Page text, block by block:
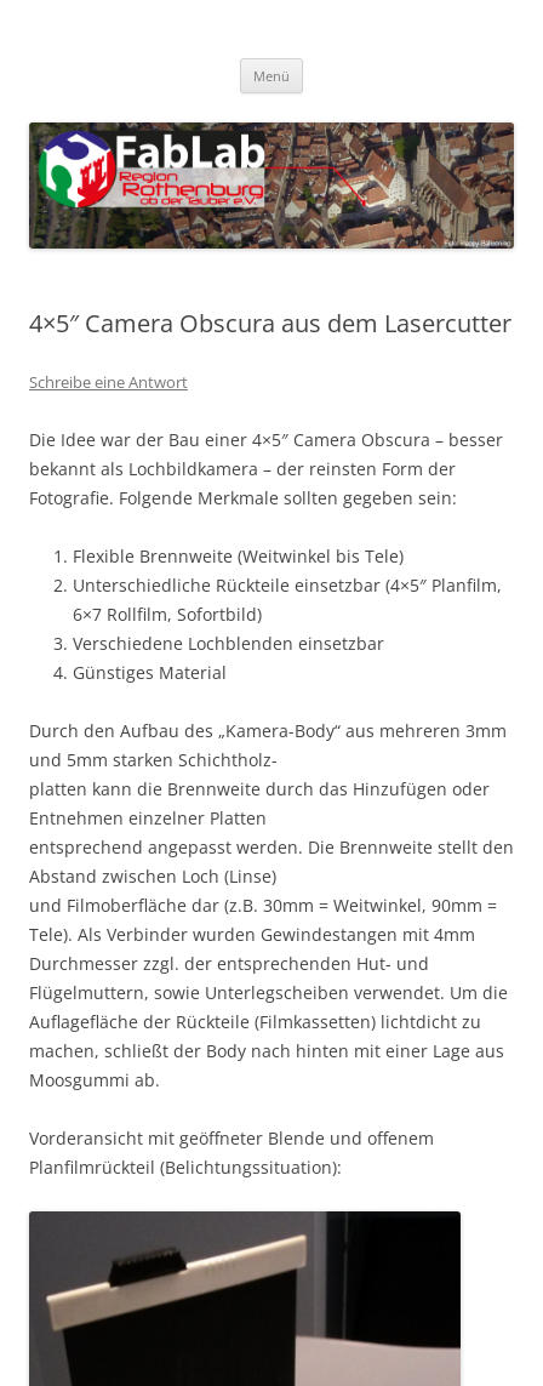
Menü
4×5″ Camera Obscura aus dem Lasercutter
Schreibe eine Antwort
Die Idee war der Bau einer 4×5″ Camera Obscura – besser
bekannt als Lochbildkamera – der reinsten Form der
Fotografie. Folgende Merkmale sollten gegeben sein:
Flexible Brennweite (Weitwinkel bis Tele)
Unterschiedliche Rückteile einsetzbar (4×5″ Planfilm,
6×7 Rollfilm, Sofortbild)
Verschiedene Lochblenden einsetzbar
Günstiges Material
Durch den Aufbau des „Kamera-Body“ aus mehreren 3mm
und 5mm starken Schichtholz-
platten kann die Brennweite durch das Hinzufügen oder
Entnehmen einzelner Platten
entsprechend angepasst werden. Die Brennweite stellt den
Abstand zwischen Loch (Linse)
und Filmoberfläche dar (z.B. 30mm = Weitwinkel, 90mm =
Tele). Als Verbinder wurden Gewindestangen mit 4mm
Durchmesser zzgl. der entsprechenden Hut- und
Flügelmuttern, sowie Unterlegscheiben verwendet. Um die
Auflagefläche der Rückteile (Filmkassetten) lichtdicht zu
machen, schließt der Body nach hinten mit einer Lage aus
Moosgummi ab.
Vorderansicht mit geöffneter Blende und offenem
Planfilmrückteil (Belichtungssituation):